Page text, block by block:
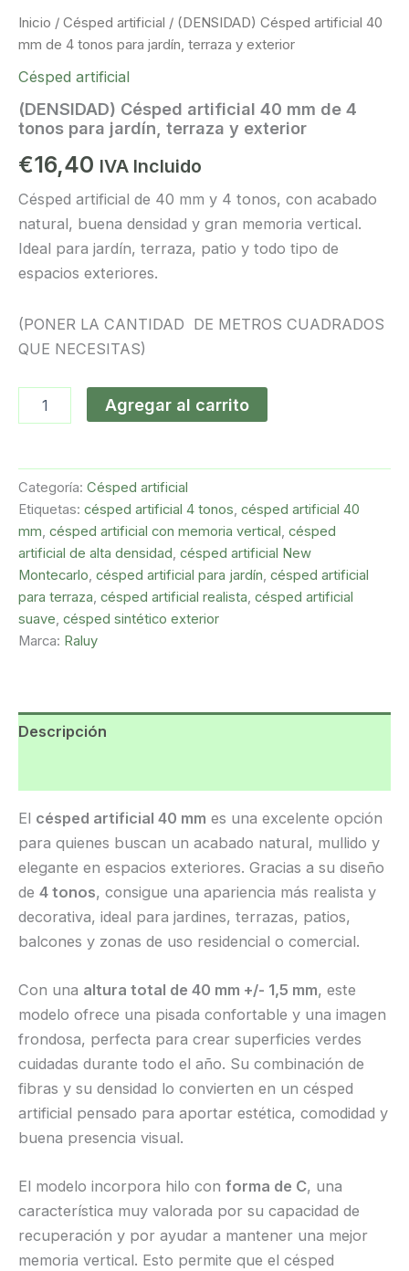
Inicio / Césped artificial / (DENSIDAD) Césped artificial 40
mm de 4 tonos para jardín, terraza y exterior
Césped artificial
(DENSIDAD) Césped artificial 40 mm de 4
tonos para jardín, terraza y exterior
€16,40 IVA Incluido
Césped artificial de 40 mm y 4 tonos, con acabado
natural, buena densidad y gran memoria vertical.
Ideal para jardín, terraza, patio y todo tipo de
espacios exteriores.
(PONER LA CANTIDAD DE METROS CUADRADOS
QUE NECESITAS)
Agregar al carrito
Categoría: Césped artificial
Etiquetas: césped artificial 4 tonos, césped artificial 40
mm, césped artificial con memoria vertical, césped
artificial de alta densidad, césped artificial New
Montecarlo, césped artificial para jardín, césped artificial
para terraza, césped artificial realista, césped artificial
suave, césped sintético exterior
Marca: Raluy
Descripción
El césped artificial 40 mm es una excelente opción
para quienes buscan un acabado natural, mullido y
elegante en espacios exteriores. Gracias a su diseño
de 4 tonos, consigue una apariencia más realista y
decorativa, ideal para jardines, terrazas, patios,
balcones y zonas de uso residencial o comercial.
Con una altura total de 40 mm +/- 1,5 mm, este
modelo ofrece una pisada confortable y una imagen
frondosa, perfecta para crear superficies verdes
cuidadas durante todo el año. Su combinación de
fibras y su densidad lo convierten en un césped
artificial pensado para aportar estética, comodidad y
buena presencia visual.
El modelo incorpora hilo con forma de C, una
característica muy valorada por su capacidad de
recuperación y por ayudar a mantener una mejor
memoria vertical. Esto permite que el césped